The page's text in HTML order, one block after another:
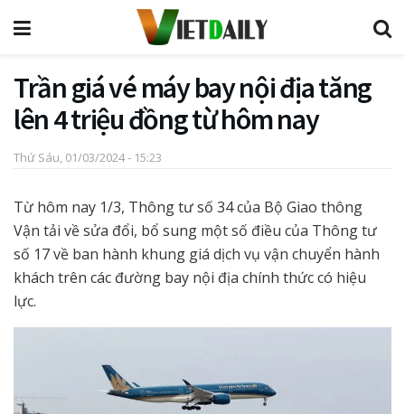
Trần giá vé máy bay nội địa tăng
lên 4 triệu đồng từ hôm nay
Thứ Sáu, 01/03/2024 - 15:23
Từ hôm nay 1/3, Thông tư số 34 của Bộ Giao thông
Vận tải về sửa đổi, bổ sung một số điều của Thông tư
số 17 về ban hành khung giá dịch vụ vận chuyển hành
khách trên các đường bay nội địa chính thức có hiệu
lực.